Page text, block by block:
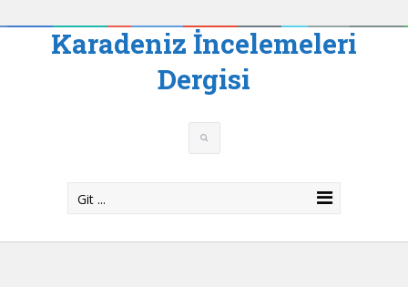
Karadeniz İncelemeleri
Dergisi
Git ...